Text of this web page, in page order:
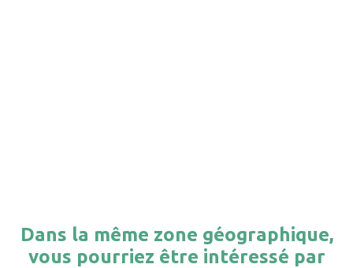
Dans la même zone géographique,
vous pourriez être intéressé par